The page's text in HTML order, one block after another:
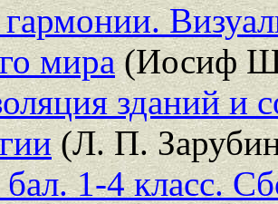
мира(Иосиф
зданий и
(Л. П.
1-4 класс.